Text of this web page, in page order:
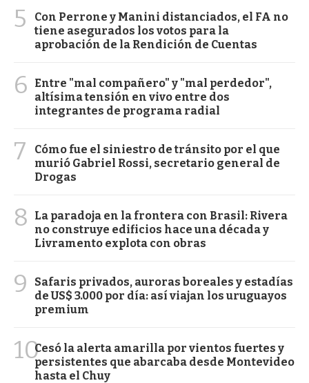
5
Con Perrone y Manini distanciados, el FA no
tiene asegurados los votos para la
aprobación de la Rendición de Cuentas
6
Entre "mal compañero" y "mal perdedor",
altísima tensión en vivo entre dos
integrantes de programa radial
7
Cómo fue el siniestro de tránsito por el que
murió Gabriel Rossi, secretario general de
Drogas
8
La paradoja en la frontera con Brasil: Rivera
no construye edificios hace una década y
Livramento explota con obras
9
Safaris privados, auroras boreales y estadías
de US$ 3.000 por día: así viajan los uruguayos
premium
10Cesó la alerta amarilla por vientos fuertes y
persistentes que abarcaba desde Montevideo
hasta el Chuy